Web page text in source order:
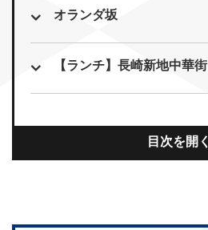
目次を開く
オランダ坂
【ランチ】長崎新地中華街